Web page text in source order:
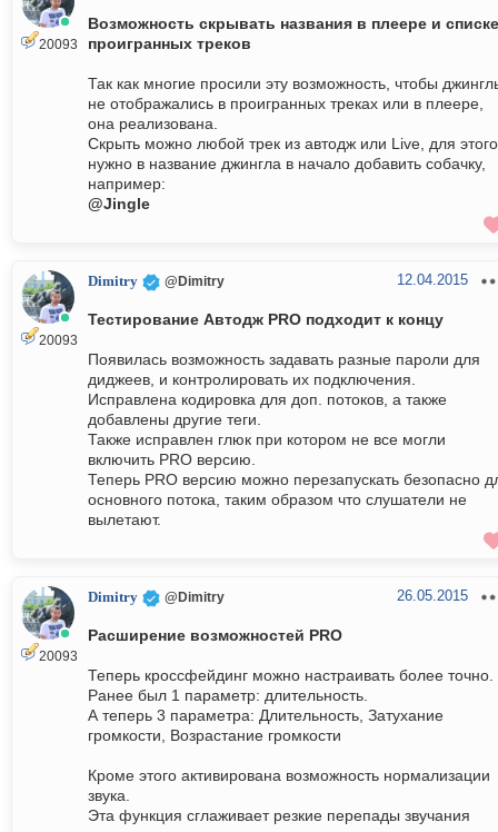
20093
Возможность скрывать названия в плеере и списке
проигранных треков
Так как многие просили эту возможность, чтобы
не отображались в проигранных треках или в плеере,
она реализована.
Скрыть можно любой трек из автодж или Live, для этого
нужно в название джингла в начало добавить собачку,
например:
@Jingle
20093
Dimitry @Dimitry 12.04.2015
Тестирование Автодж PRO подходит к концу
Появилась возможность задавать разные пароли для
диджеев, и контролировать их подключения.
Исправлена кодировка для доп. потоков, а также
добавлены другие теги.
Также исправлен глюк при котором не все могли
включить PRO версию.
Теперь PRO версию можно перезапускать безопасно
основного потока, таким образом что слушатели не
вылетают.
20093
Dimitry @Dimitry 26.05.2015
Расширение возможностей PRO
Теперь кроссфейдинг можно настраивать более точно.
Ранее был 1 параметр: длительность.
А теперь 3 параметра: Длительность, Затухание
громкости, Возрастание громкости
Кроме этого активирована возможность нормализации
звука.
Эта функция сглаживает резкие перепады звучания